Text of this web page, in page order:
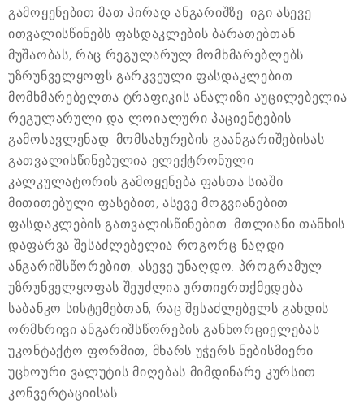
გამოყენებით მათ პირად ანგარიშზე. იგი ასევე
ითვალისწინებს ფასდაკლების ბარათებთან
მუშაობას, რაც რეგულარულ მომხმარებლებს
უზრუნველყოფს გარკვეული ფასდაკლებით.
მომხმარებელთა ტრაფიკის ანალიზი აუცილებელია
რეგულარული და ლოიალური პაციენტების
გამოსავლენად. მომსახურების გაანგარიშებისას
გათვალისწინებულია ელექტრონული
კალკულატორის გამოყენება ფასთა სიაში
მითითებული ფასებით, ასევე მოგვიანებით
ფასდაკლების გათვალისწინებით. მთლიანი თანხის
დაფარვა შესაძლებელია როგორც ნაღდი
ანგარიშსწორებით, ასევე უნაღდო. პროგრამულ
უზრუნველყოფას შეუძლია ურთიერთქმედება
საბანკო სისტემებთან, რაც შესაძლებელს გახდის
ორმხრივი ანგარიშსწორების განხორციელებას
უკონტაქტო ფორმით, მხარს უჭერს ნებისმიერი
უცხოური ვალუტის მიღებას მიმდინარე კურსით
კონვერტაციისას.